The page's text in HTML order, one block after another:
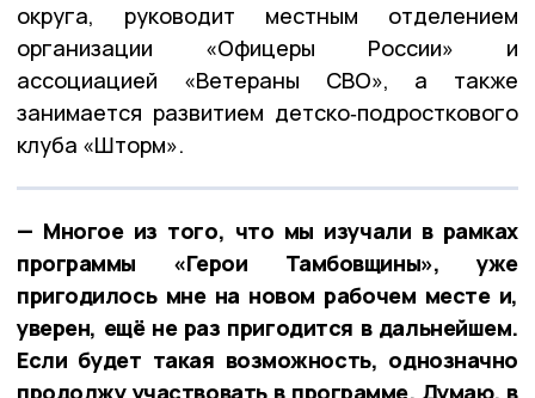
округа, руководит местным отделением
организации «Офицеры России» и
ассоциацией «Ветераны СВО», а также
занимается развитием детско‑подросткового
клуба «Шторм».
— Многое из того, что мы изучали в рамках
программы «Герои Тамбовщины», уже
пригодилось мне на новом рабочем месте и,
уверен, ещё не раз пригодится в дальнейшем.
Если будет такая возможность, однозначно